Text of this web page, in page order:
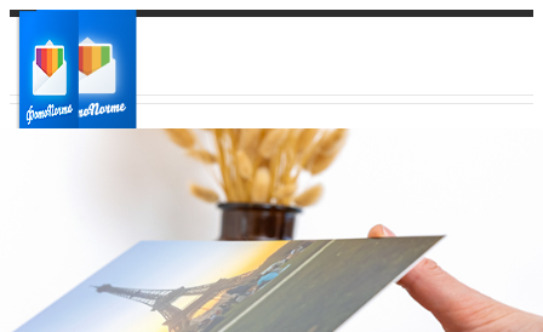
Ваш регион доставки
Выберите из списка: